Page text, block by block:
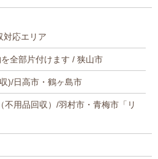
対応エリア
全部片付けます / 狭山市
)/日高市・鶴ヶ島市
不用品回収）/羽村市・青梅市「リ